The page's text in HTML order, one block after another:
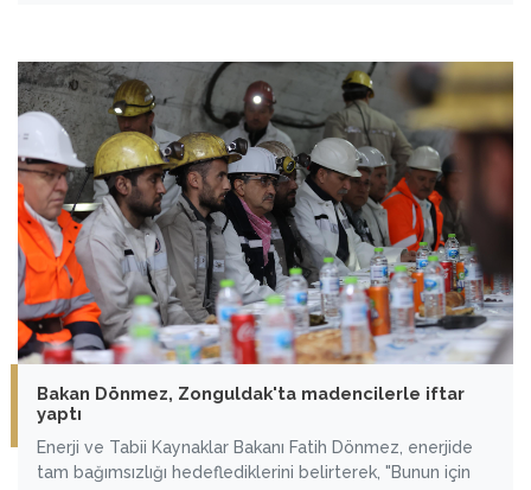
Bakan Dönmez, Zonguldak'ta madencilerle iftar
yaptı
Enerji ve Tabii Kaynaklar Bakanı Fatih Dönmez, enerjide
tam bağımsızlığı hedeflediklerini belirterek, "Bunun için